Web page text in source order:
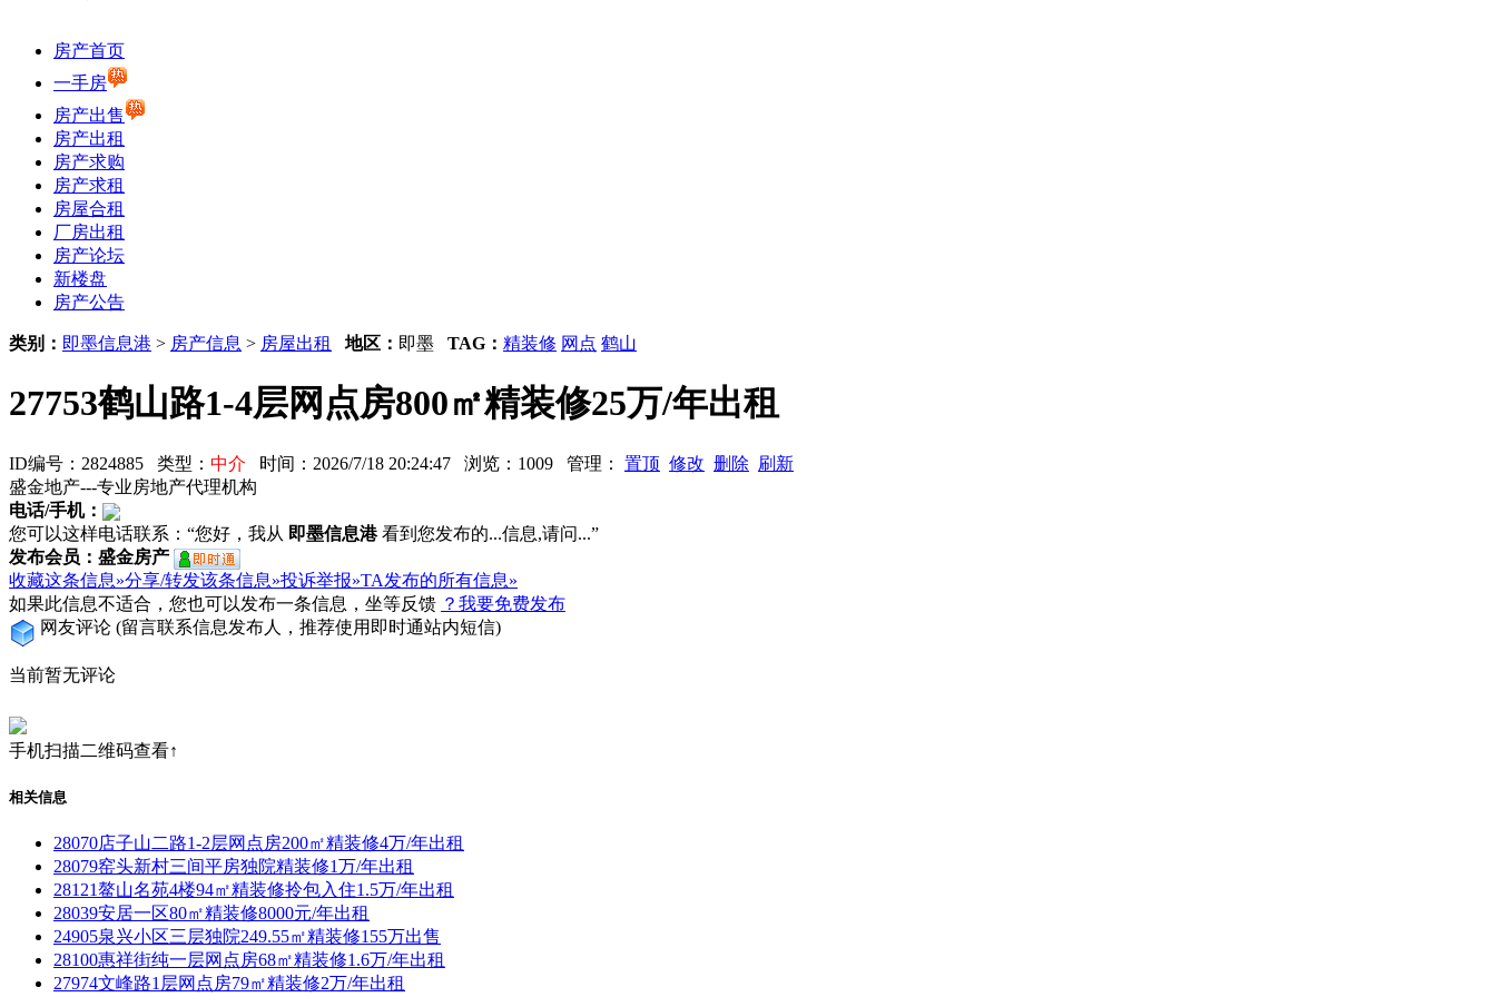
房产首页
一手房
房产出售
房产出租
房产求购
房产求租
房屋合租
厂房出租
房产论坛
新楼盘
房产公告
类别： 即墨信息港 > 房产信息 > 房屋出租 地区： 即墨 TAG： 精装修 网点 鹤山
27753鹤山路1-4层网点房800㎡精装修25万/年出租
ID编号：2824885 类型： 中介 时间：2026/7/18 20:24:47 浏览：1009 管理： 置顶 修改 删除 刷新
盛金地产---专业房地产代理机构
电话/手机：
您可以这样电话联系：“您好，我从 即墨信息港看到您发布的...信息,请问...”
发布会员：盛金房产
收藏这条信息»分享/转发该条信息»投诉举报»TA发布的所有信息»
如果此信息不适合，您也可以发布一条信息，坐等反馈 ？我要免费发布
网友评论 (留言联系信息发布人，推荐使用即时通站内短信)
当前暂无评论
手机扫描二维码查看↑
相关信息
28070店子山二路1-2层网点房200㎡精装修4万/年出租
28079窑头新村三间平房独院精装修1万/年出租
28121鳌山名苑4楼94㎡精装修拎包入住1.5万/年出租
28039安居一区80㎡精装修8000元/年出租
24905泉兴小区三层独院249.55㎡精装修155万出售
28100惠祥街纯一层网点房68㎡精装修1.6万/年出租
27974文峰路1层网点房79㎡精装修2万/年出租